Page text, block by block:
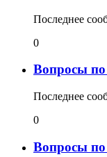
Последнее
0
Вопросы
Последнее
0
Вопросы по